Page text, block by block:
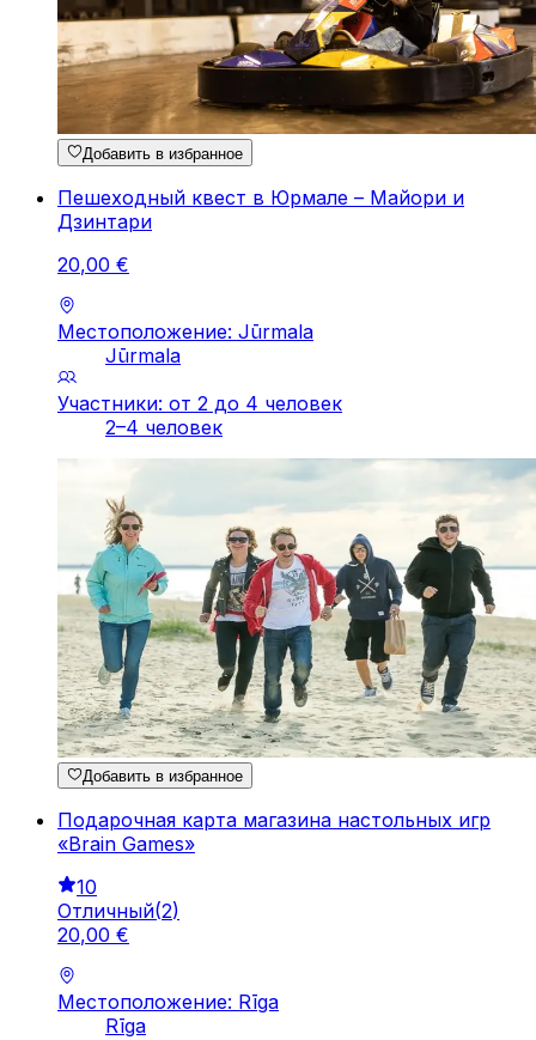
Добавить в избранное
Пешеходный квест в Юрмале – Майори и
Дзинтари
20,00 €
Местоположение: Jūrmala
Jūrmala
Участники: от 2 до 4 человек
2–4 человек
Добавить в избранное
Подарочная карта магазина настольных игр
«Brain Games»
10
Отличный(2)
20,00 €
Местоположение: Rīga
Rīga